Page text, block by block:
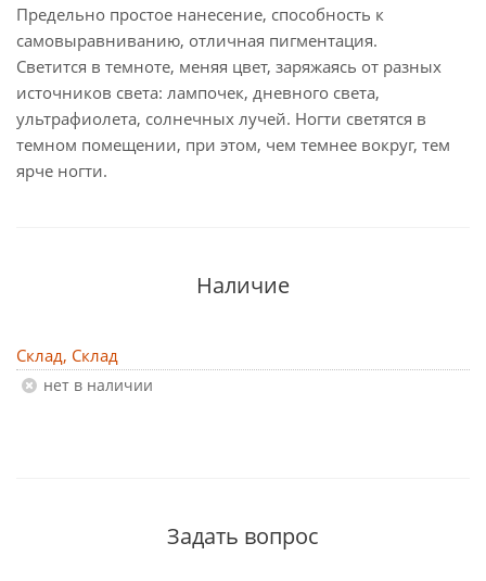
Предельно простое нанесение, способность к
самовыравниванию, отличная пигментация.
Светится в темноте, меняя цвет, заряжаясь от разных
источников света: лампочек, дневного света,
ультрафиолета, солнечных лучей. Ногти светятся в
темном помещении, при этом, чем темнее вокруг, тем
ярче ногти.
Наличие
Склад, Склад
Нет в наличии
Задать вопрос